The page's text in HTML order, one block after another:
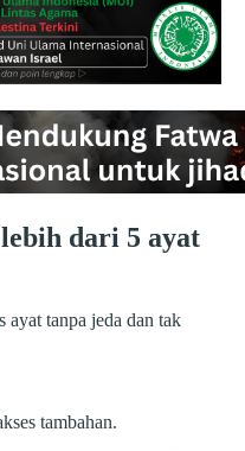
dari 5 ayat
ayat tanpa jeda dan tak
tambahan.